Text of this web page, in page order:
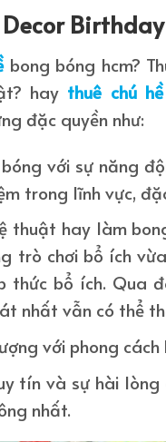
bong bóng hcm?
hay thuê chú
đặc quyền như:
với sự năng
trong lĩnh vực,
thuật hay làm
trò chơi bổ ích
thức bổ ích. Qua
nhất vẫn có thể
với phong
tín và sự hài
nhất.